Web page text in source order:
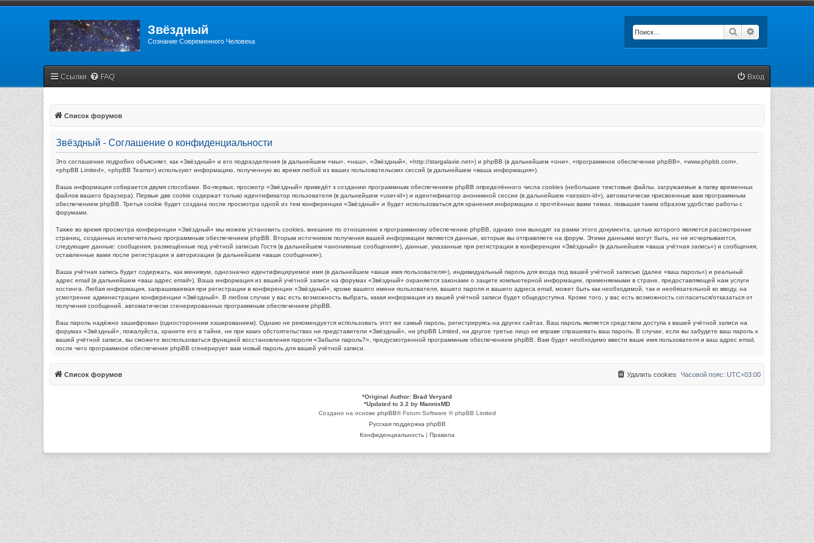
Звёздный
Сознание Современного Человека
Поиск
Ссылки FAQ Вход
Список форумов
Звёздный - Соглашение о конфиденциальности
Это соглашение подробно объясняет, как «Звёздный» и его подразделения (в дальнейшем «мы», «наш», «Звёздный», «http://stargalaxie.net») и phpBB (в дальнейшем «они», «программное обеспечение phpBB», «www.phpbb.com»,
«phpBB Limited», «phpBB Teams») используют информацию, полученную во время любой из ваших пользовательских сессий (в дальнейшем «ваша информация»).
Ваша информация собирается двумя способами. Во-первых, просмотр «Звёздный» приведёт к созданию программным обеспечением phpBB определённого числа cookies (небольшие текстовые файлы, загружаемые в папку временных
файлов вашего браузера). Первые две cookie содержат только идентификатор пользователя (в дальнейшем «user-id») и идентификатор анонимной сессии (в дальнейшем «session-id»), автоматически присвоенные вам программным
обеспечением phpBB. Третья cookie будет создана после просмотра одной из тем конференции «Звёздный» и будет использоваться для хранения информации о прочтённых вами темах, повышая таким образом удобство работы с
форумами.
Также во время просмотра конференции «Звёздный» мы можем установить cookies, внешние по отношению к программному обеспечению phpBB, однако они выходят за рамки этого документа, целью которого является рассмотрение
страниц, созданных исключительно программным обеспечением phpBB. Вторым источником получения вашей информации являются данные, которые вы отправляете на форум. Этими данными могут быть, но не исчерпываются,
следующие данные: сообщения, размещённые под учётной записью Гостя (в дальнейшем «анонимные сообщения»), данные, указанные при регистрации в конференции «Звёздный» (в дальнейшем «ваша учётная запись») и сообщения,
оставленные вами после регистрации и авторизации (в дальнейшем «ваши сообщения»).
Ваша учётная запись будет содержать, как минимум, однозначно идентифицируемое имя (в дальнейшем «ваше имя пользователя»), индивидуальный пароль для входа под вашей учётной записью (далее «ваш пароль») и реальный
адрес email (в дальнейшем «ваш адрес email»). Ваша информация из вашей учётной записи на форумах «Звёздный» охраняется законами о защите компьютерной информации, применяемыми в стране, предоставляющей нам услуги
хостинга. Любая информация, запрашиваемая при регистрации в конференции «Звёздный», кроме вашего имени пользователя, вашего пароля и вашего адреса email, может быть как необходимой, так и необязательной ко вводу, на
усмотрение администрации конференции «Звёздный». В любом случае у вас есть возможность выбрать, какая информация из вашей учётной записи будет общедоступна. Кроме того, у вас есть возможность согласиться/отказаться от
получения сообщений, автоматически сгенерированных программным обеспечением phpBB.
Ваш пароль надёжно зашифрован (односторонним хэшированием). Однако не рекомендуется использовать этот же самый пароль, регистрируясь на других сайтах. Ваш пароль является средством доступа к вашей учётной записи на
форумах «Звёздный», пожалуйста, храните его в тайне, ни при каких обстоятельствах ни представители «Звёздный», ни phpBB Limited, ни другое третье лицо не вправе спрашивать ваш пароль. В случае, если вы забудете ваш пароль к
вашей учётной записи, вы сможете воспользоваться функцией восстановления пароля «Забыли пароль?», предусмотренной программным обеспечением phpBB. Вам будет необходимо ввести ваше имя пользователя и ваш адрес email,
после чего программное обеспечение phpBB сгенерирует вам новый пароль для вашей учётной записи.
Список форумов Часовой пояс: UTC+03:00
Удалить cookies
*Original Author: Brad Veryard
*Updated to 3.2 by MannixMD
Создано на основе phpBB® Forum Software © phpBB Limited
Русская поддержка phpBB
Конфиденциальность| Правила